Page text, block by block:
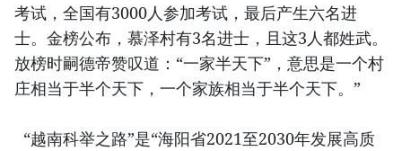
考试，全国有3000人参加考试，最后产生六名进
士。金榜公布，慕泽村有3名进士，且这3人都姓武。
放榜时嗣德帝赞叹道：“一家半天下”，意思是一个村
庄相当于半个天下，一个家族相当于半个天下。”
“越南科举之路”是“海阳省2021至2030年发展高质